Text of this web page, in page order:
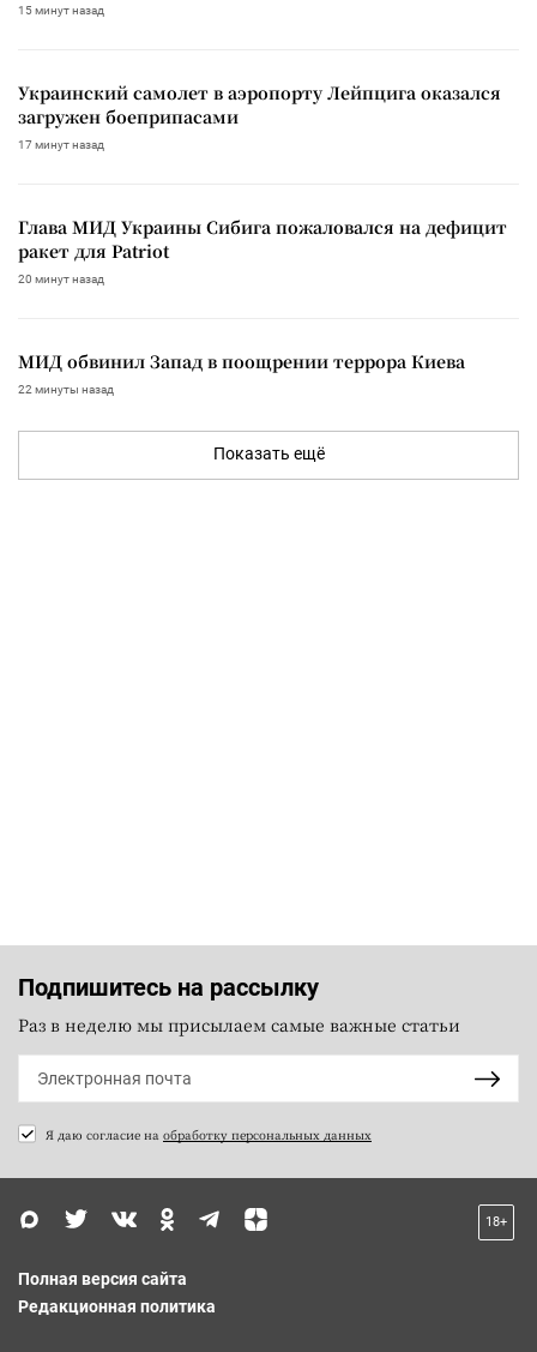
15 минут назад
Украинский самолет в аэропорту Лейпцига оказался
загружен боеприпасами
17 минут назад
Глава МИД Украины Сибига пожаловался на дефицит
ракет для Patriot
20 минут назад
МИД обвинил Запад в поощрении террора Киева
22 минуты назад
Показать ещё
Подпишитесь на рассылку
Раз в неделю мы присылаем самые важные статьи
Я даю согласие на обработку персональных данных
18+
Полная версия сайта
Редакционная политика